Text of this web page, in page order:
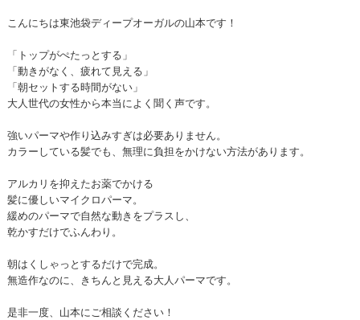
こんにちは東池袋ディープオーガルの山本です！
「トップがぺたっとする」
「動きがなく、疲れて見える」
「朝セットする時間がない」
大人世代の女性から本当によく聞く声です。
強いパーマや作り込みすぎは必要ありません。
カラーしている髪でも、無理に負担をかけない方法があります。
アルカリを抑えたお薬でかける
髪に優しいマイクロパーマ。
緩めのパーマで自然な動きをプラスし、
乾かすだけでふんわり。
朝はくしゃっとするだけで完成。
無造作なのに、きちんと見える大人パーマです。
是非一度、山本にご相談ください！